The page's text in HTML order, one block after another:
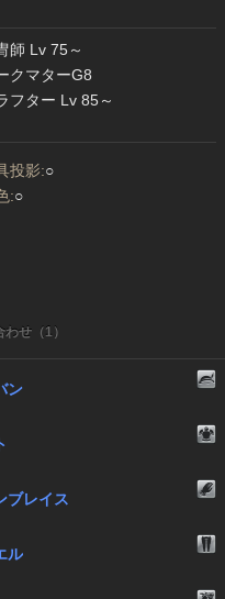
師 Lv 75～
クマターG8
フター Lv 85～
投影:○
:○
せ（1）
ン
ブレイス
ル